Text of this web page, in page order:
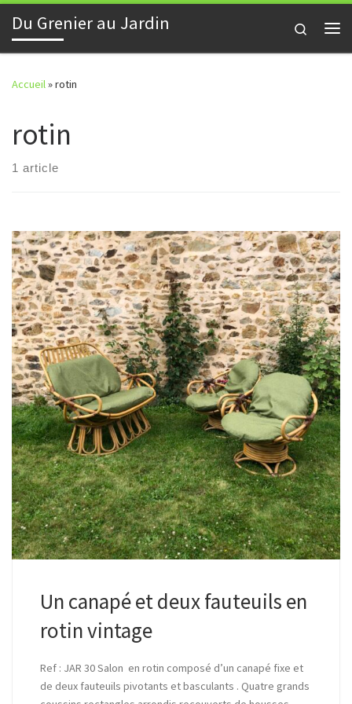
Skip to content
Du Grenier au Jardin
Search
Accueil»rotin
rotin
1 article
Un canapé et deux fauteuils en
rotin vintage
Ref : JAR 30 Salon en rotin composé d’un canapé fixe et
de deux fauteuils pivotants et basculants . Quatre grands